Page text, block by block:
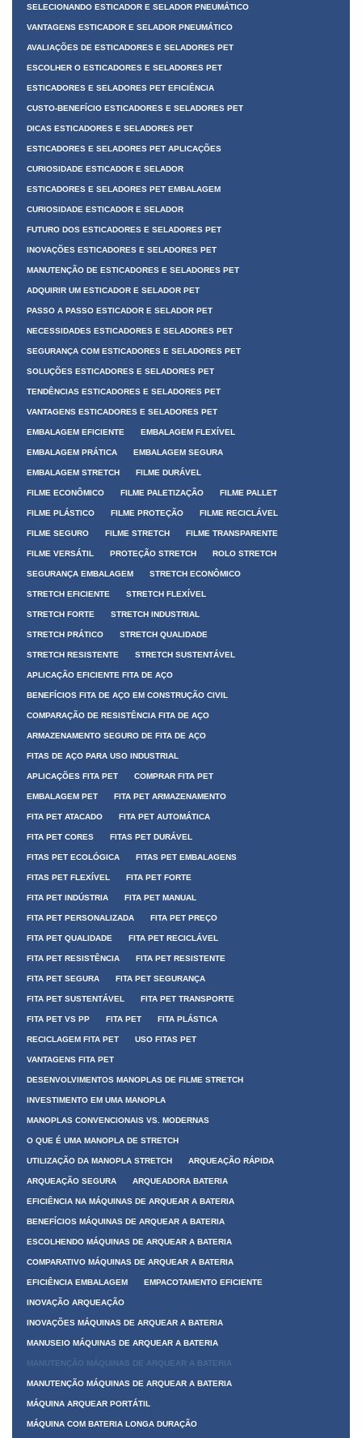
SELECIONANDO ESTICADOR E SELADOR PNEUMÁTICO
VANTAGENS ESTICADOR E SELADOR PNEUMÁTICO
AVALIAÇÕES DE ESTICADORES E SELADORES PET
ESCOLHER O ESTICADORES E SELADORES PET
ESTICADORES E SELADORES PET EFICIÊNCIA
CUSTO-BENEFÍCIO ESTICADORES E SELADORES PET
DICAS ESTICADORES E SELADORES PET
ESTICADORES E SELADORES PET APLICAÇÕES
CURIOSIDADE ESTICADOR E SELADOR
ESTICADORES E SELADORES PET EMBALAGEM
CURIOSIDADE ESTICADOR E SELADOR
FUTURO DOS ESTICADORES E SELADORES PET
INOVAÇÕES ESTICADORES E SELADORES PET
MANUTENÇÃO DE ESTICADORES E SELADORES PET
ADQUIRIR UM ESTICADOR E SELADOR PET
PASSO A PASSO ESTICADOR E SELADOR PET
NECESSIDADES ESTICADORES E SELADORES PET
SEGURANÇA COM ESTICADORES E SELADORES PET
SOLUÇÕES ESTICADORES E SELADORES PET
TENDÊNCIAS ESTICADORES E SELADORES PET
VANTAGENS ESTICADORES E SELADORES PET
EMBALAGEM EFICIENTE EMBALAGEM FLEXÍVEL
EMBALAGEM PRÁTICA EMBALAGEM SEGURA
EMBALAGEM STRETCH FILME DURÁVEL
FILME ECONÔMICO FILME PALETIZAÇÃO FILME PALLET
FILME PLÁSTICO FILME PROTEÇÃO FILME RECICLÁVEL
FILME SEGURO FILME STRETCH FILME TRANSPARENTE
FILME VERSÁTIL PROTEÇÃO STRETCH ROLO STRETCH
SEGURANÇA EMBALAGEM STRETCH ECONÔMICO
STRETCH EFICIENTE STRETCH FLEXÍVEL
STRETCH FORTE STRETCH INDUSTRIAL
STRETCH PRÁTICO STRETCH QUALIDADE
STRETCH RESISTENTE STRETCH SUSTENTÁVEL
APLICAÇÃO EFICIENTE FITA DE AÇO
BENEFÍCIOS FITA DE AÇO EM CONSTRUÇÃO CIVIL
COMPARAÇÃO DE RESISTÊNCIA FITA DE AÇO
ARMAZENAMENTO SEGURO DE FITA DE AÇO
FITAS DE AÇO PARA USO INDUSTRIAL
APLICAÇÕES FITA PET COMPRAR FITA PET
EMBALAGEM PET FITA PET ARMAZENAMENTO
FITA PET ATACADO FITA PET AUTOMÁTICA
FITA PET CORES FITAS PET DURÁVEL
FITAS PET ECOLÓGICA FITAS PET EMBALAGENS
FITAS PET FLEXÍVEL FITA PET FORTE
FITA PET INDÚSTRIA FITA PET MANUAL
FITA PET PERSONALIZADA FITA PET PREÇO
FITA PET QUALIDADE FITA PET RECICLÁVEL
FITA PET RESISTÊNCIA FITA PET RESISTENTE
FITA PET SEGURA FITA PET SEGURANÇA
FITA PET SUSTENTÁVEL FITA PET TRANSPORTE
FITA PET VS PP FITA PET FITA PLÁSTICA
RECICLAGEM FITA PET USO FITAS PET
VANTAGENS FITA PET
DESENVOLVIMENTOS MANOPLAS DE FILME STRETCH
INVESTIMENTO EM UMA MANOPLA
MANOPLAS CONVENCIONAIS VS. MODERNAS
O QUE É UMA MANOPLA DE STRETCH
UTILIZAÇÃO DA MANOPLA STRETCH ARQUEAÇÃO RÁPIDA
ARQUEAÇÃO SEGURA ARQUEADORA BATERIA
EFICIÊNCIA NA MÁQUINAS DE ARQUEAR A BATERIA
BENEFÍCIOS MÁQUINAS DE ARQUEAR A BATERIA
ESCOLHENDO MÁQUINAS DE ARQUEAR A BATERIA
COMPARATIVO MÁQUINAS DE ARQUEAR A BATERIA
EFICIÊNCIA EMBALAGEM EMPACOTAMENTO EFICIENTE
INOVAÇÃO ARQUEAÇÃO
INOVAÇÕES MÁQUINAS DE ARQUEAR A BATERIA
MANUSEIO MÁQUINAS DE ARQUEAR A BATERIA
MANUTENÇÃO MÁQUINAS DE ARQUEAR A BATERIA
MANUTENÇÃO MÁQUINAS DE ARQUEAR A BATERIA
MÁQUINA ARQUEAR PORTÁTIL
MÁQUINA COM BATERIA LONGA DURAÇÃO